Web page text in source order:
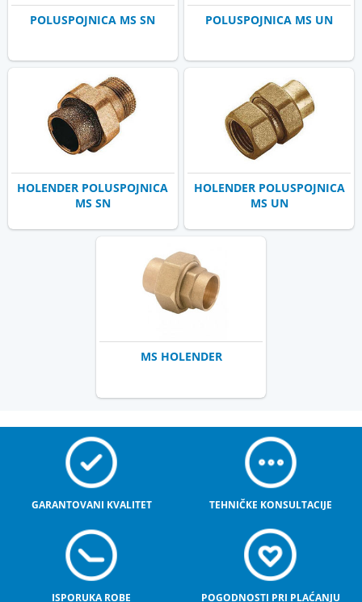
POLUSPOJNICA MS SN POLUSPOJNICA MS UN
HOLENDER POLUSPOJNICA
MS SN
HOLENDER POLUSPOJNICA
MS UN
MS HOLENDER
GARANTOVANI KVALITET TEHNIČKE KONSULTACIJE
ISPORUKA ROBE POGODNOSTI PRI PLAĆANJU